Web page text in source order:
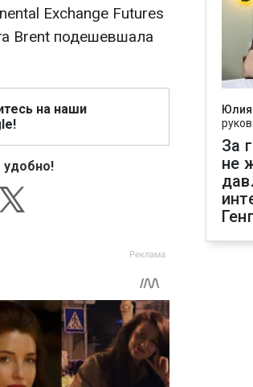
Exchange Futures
Brent подешевшала
на наши
удобно!
За
не